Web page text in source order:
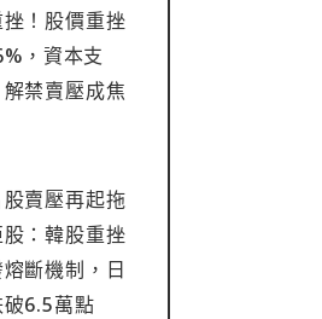
！股價重挫
，資本支
禁賣壓成焦
股賣壓再起拖
股：韓股重挫
斷機制，日
破6.5萬點